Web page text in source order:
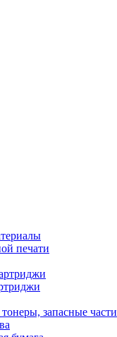
печати
запасные части